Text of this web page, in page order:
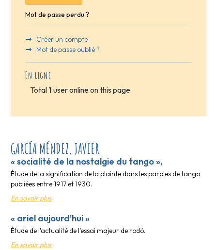
Mot de passe perdu ?
Créer un compte
Mot de passe oublié ?
En ligne
Total 1 user online on this page
GARCÍA MÉNDEZ, JAVIER
« socialité de la nostalgie du tango »,
Étude de la signification de la plainte dans les paroles de tango
publiées entre 1917 et 1930.
En savoir plus
« ariel aujourd’hui »
Étude de l’actualité de l’essai majeur de rodó.
En savoir plus